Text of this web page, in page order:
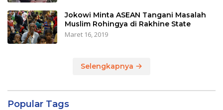
Jokowi Minta ASEAN Tangani Masalah
Muslim Rohingya di Rakhine State
Maret 16, 2019
Selengkapnya
Popular Tags